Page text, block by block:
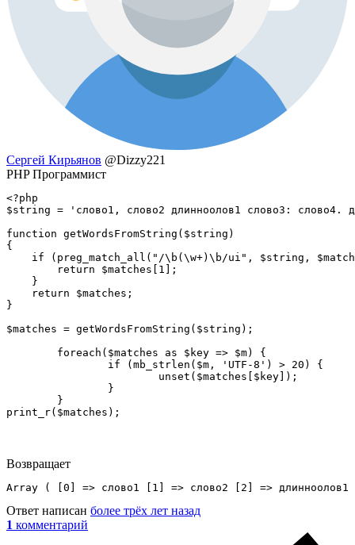
Сергей Кирьянов @Dizzy221
PHP Программист
<?php
$string = 'слово1, слово2 длинноолов1 слово3: слово4.
function getWordsFromString($string)
{
if (preg_match_all("/\b(\w+)\b/ui", $string,
        return $matches[1];
    }
    return $matches;
}
$matches = getWordsFromString($string);
print_r($matches);
Возвращает
Array ( [0] => слово1 [1] => слово2 [2] =>
Ответ написан более трёх лет назад
1 комментарий